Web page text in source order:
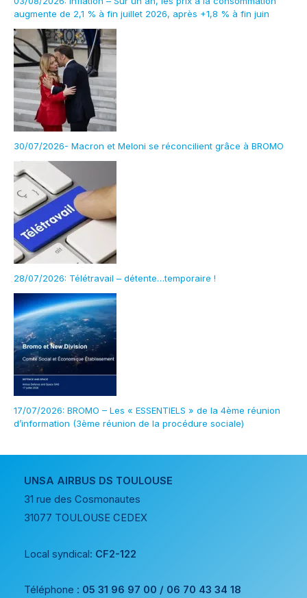
augmente de 2,1 % à fin juillet 2026, après +1,8 % à fin juin
30/07/2026- Macron et Meloni se réconcilient grâce à BROMO
28/07/2026: Télétravail – détente…temporaire !
17/07/2026: BROMO – Les « ESSENTIELS » de la 4ème réunion
d’information (3ème réunion de la procédure sociale)
UNSA AIRBUS DS TOULOUSE
31 rue des Cosmonautes
31077 TOULOUSE CEDEX
Local syndical: CF2-122
Téléphone : 05 31 96 97 00 / 06 70 43 34 18